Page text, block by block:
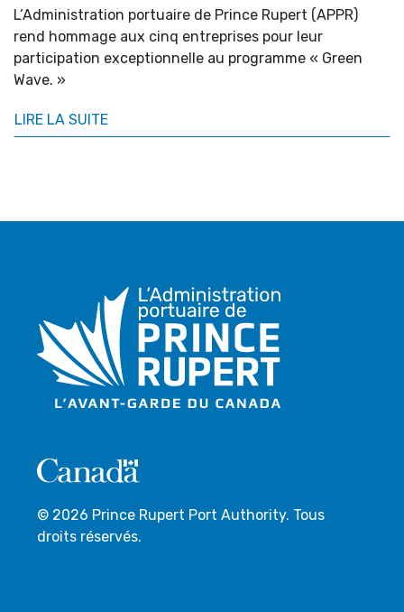
L’Administration portuaire de Prince Rupert (APPR)
rend hommage aux cinq entreprises pour leur
participation exceptionnelle au programme « Green
Wave. »
LIRE LA SUITE
© 2026 Prince Rupert Port Authority. Tous
droits réservés.